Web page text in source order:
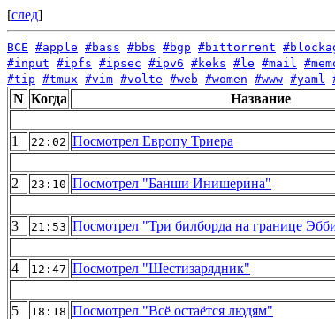
[след]
ВСЁ #apple #bass #bbs #bgp #bittorrent
#input #ipfs #ipsec #ipv6 #keks #le #mail
#tip #tmux #vim #volte #web #women #www #yaml
N Когда Название
1 22:02 Посмотрел Европу Триера
2 23:10 Посмотрел "Банши Инишерина"
3 21:53 Посмотрел "Три билборда на границе
4 12:47 Посмотрел "Шестизарядник"
5 18:18 Посмотрел "Всё остаётся людям"